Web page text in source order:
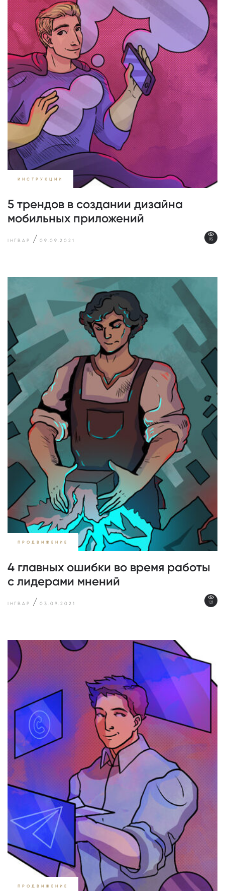
ИНСТРУКЦИИ
5 трендов в создании дизайна
мобильных приложений
ІНГВАР /09.09.2021 95
ПРОДВИЖЕНИЕ
4 главных ошибки во время работы
с лидерами мнений
ІНГВАР /03.09.2021 121
ПРОДВИЖЕНИЕ